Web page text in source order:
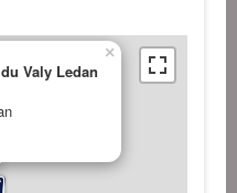
Valy Ledan
×